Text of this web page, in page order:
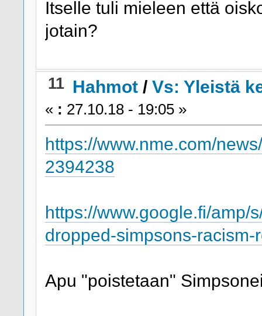
Itselle tuli mieleen että
jotain?
11 Hahmot /Vs: Yleistä
« : 27.10.18 - 19:05 »
https://www.nme.com/
2394238
https://www.google.fi/amp/
dropped-simpsons-racism-
Apu "poistetaan"